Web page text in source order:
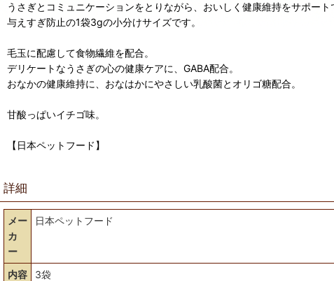
うさぎとコミュニケーションをとりながら、おいしく健康維持をサポート
与えすぎ防止の1袋3gの小分けサイズです。
毛玉に配慮して食物繊維を配合。
デリケートなうさぎの心の健康ケアに、GABA配合。
おなかの健康維持に、おなはかにやさしい乳酸菌とオリゴ糖配合。
甘酸っぱいイチゴ味。
【日本ペットフード】
詳細
メー
カ
ー
日本ペットフード
内容
3袋